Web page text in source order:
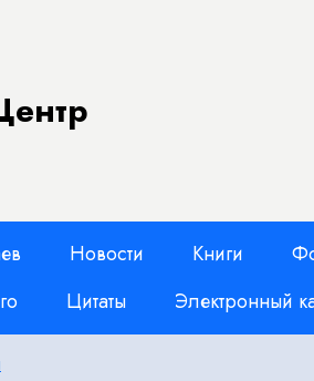
Новости Книги
Цитаты Электронный